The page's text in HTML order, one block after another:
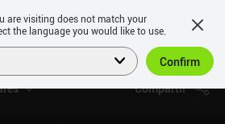
Compartir
are visiting does not match your
the language you would like to use.
Confirm